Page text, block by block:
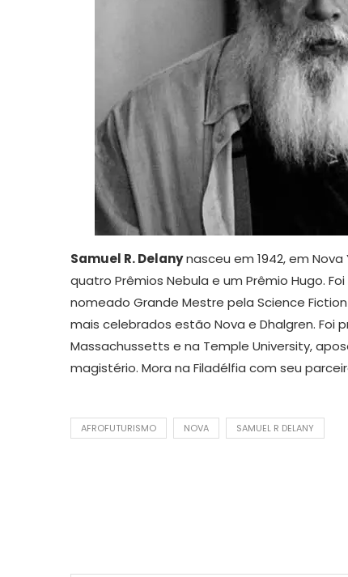
Samuel R. Delanynasceu em 1942, em
quatro Prêmios Nebula e um Prêmio Hugo.
nomeado Grande Mestre pela Science
mais celebrados estão Nova e Dhalgren. Foi
Massachussetts e na Temple University,
magistério. Mora na Filadélfia com seu
AFROFUTURISMO NOVA SAMUEL R DELANY